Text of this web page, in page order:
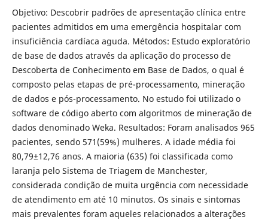
Objetivo: Descobrir padrões de apresentação clínica entre
pacientes admitidos em uma emergência hospitalar com
insuficiência cardíaca aguda. Métodos: Estudo exploratório
de base de dados através da aplicação do processo de
Descoberta de Conhecimento em Base de Dados, o qual é
composto pelas etapas de pré-processamento, mineração
de dados e pós-processamento. No estudo foi utilizado o
software de código aberto com algoritmos de mineração de
dados denominado Weka. Resultados: Foram analisados 965
pacientes, sendo 571(59%) mulheres. A idade média foi
80,79±12,76 anos. A maioria (635) foi classificada como
laranja pelo Sistema de Triagem de Manchester,
considerada condição de muita urgência com necessidade
de atendimento em até 10 minutos. Os sinais e sintomas
mais prevalentes foram aqueles relacionados a alterações